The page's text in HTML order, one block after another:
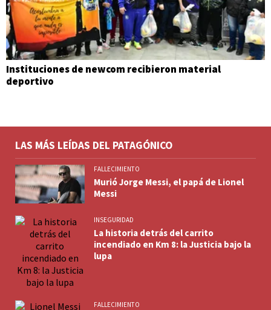
Instituciones de newcom recibieron material
deportivo
LAS MÁS LEÍDAS DEL PATAGÓNICO
FALLECIMIENTO
Murió Jorge Messi, el papá de Lionel
Messi
INSEGURIDAD
La historia detrás del carrito
incendiado en Km 8: la Justicia bajo la
lupa
FALLECIMIENTO